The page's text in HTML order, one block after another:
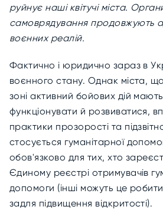
руйнує наші квітучі міста.
самоврядування продовжують
воєнних реалій.
Фактично і юридично зараз в
воєнного стану. Однак міста,
зоні активний бойових дій
функціонувати й розвиватися,
практики прозорості та
стосується гуманітарної
обов'язково для тих, хто
Єдиному реєстрі отримувачів
допомоги (інші можуть це
задля підвищення відкритості).